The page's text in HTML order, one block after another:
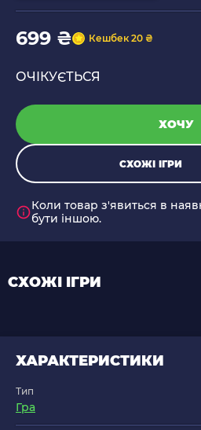
699 ₴ Кешбек 20 ₴
ОЧІКУЄТЬСЯ
ХОЧУ
СХОЖІ ІГРИ
Коли товар з'явиться в
бути іншою.
СХОЖІ ІГРИ
ХАРАКТЕРИСТИКИ
Тип
Гра